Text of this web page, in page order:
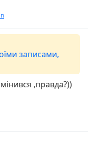
записами,
,правда?))